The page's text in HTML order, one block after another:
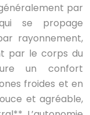
par
se propage
rayonnement,
par le corps du
un confort
froides et en
et agréable,